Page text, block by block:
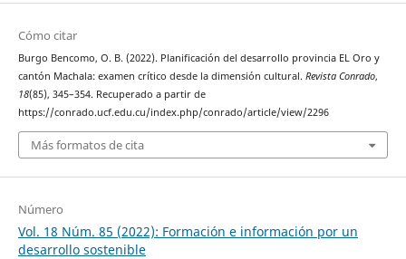
Cómo citar
Burgo Bencomo, O. B. (2022). Planificación del desarrollo provincia EL Oro y
cantón Machala: examen crítico desde la dimensión cultural. Revista Conrado,
18(85), 345–354. Recuperado a partir de
https://conrado.ucf.edu.cu/index.php/conrado/article/view/2296
Más formatos de cita
Número
Vol. 18 Núm. 85 (2022): Formación e información por un
desarrollo sostenible